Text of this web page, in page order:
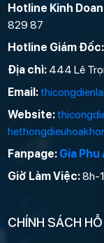
Hotline Kinh
829 87
Hotline Giám Đốc:
Địa chỉ: 444 Lê
Email:
Website:
Fanpage: Gia
Giờ Làm Việc:8h-
CHÍNH SÁCH